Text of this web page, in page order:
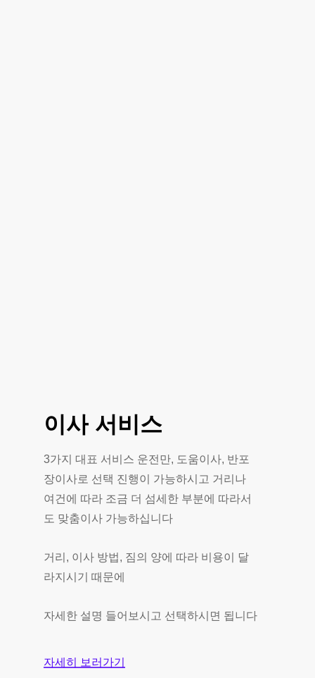
이사 서비스
3가지 대표 서비스 운전만, 도움이사, 반포
장이사로 선택 진행이 가능하시고 거리나
여건에 따라 조금 더 섬세한 부분에 따라서
도 맞춤이사 가능하십니다
거리, 이사 방법, 짐의 양에 따라 비용이 달
라지시기 때문에
자세한 설명 들어보시고 선택하시면 됩니다
자세히 보러가기